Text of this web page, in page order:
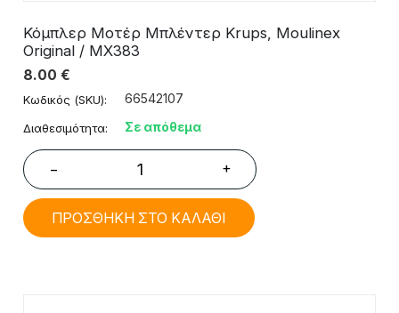
Κόμπλερ Μοτέρ Μπλέντερ Krups, Moulinex
Original / MX383
8.00 €
Κωδικός (SKU): 66542107
Διαθεσιμότητα: Σε απόθεμα
− +
ΠΡΟΣΘΗΚΗ ΣΤΟ ΚΑΛΑΘΙ